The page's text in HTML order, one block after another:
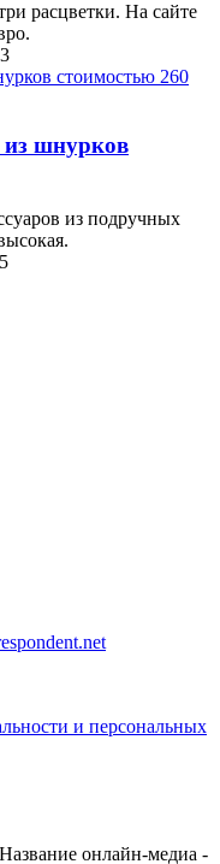
расцветки. На сайте
из шнурков
из подручных
и персональных
онлайн-медиа -